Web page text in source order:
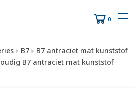
0
B7
B7 antraciet mat kunststof
B7 antraciet mat kunststof